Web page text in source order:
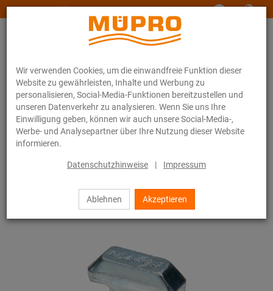
Wir verwenden Cookies, um die einwandfreie Funktion dieser
Website zu gewährleisten, Inhalte und Werbung zu
personalisieren, Social-Media-Funktionen bereitzustellen und
unseren Datenverkehr zu analysieren. Wenn Sie uns Ihre
Einwilligung geben, können wir auch unsere Social-Media-,
Werbe- und Analysepartner über Ihre Nutzung dieser Website
informieren.
Datenschutzhinweise | Impressum
Ablehnen Akzeptieren
www.muepro-maritim.com
Online-Katalog Befestigungstechnik
Lüftungsbefestigung
Installationsschienen für die Lüftungsbefestigung
MPT-Systemschienen (schwerer Lastbereich)